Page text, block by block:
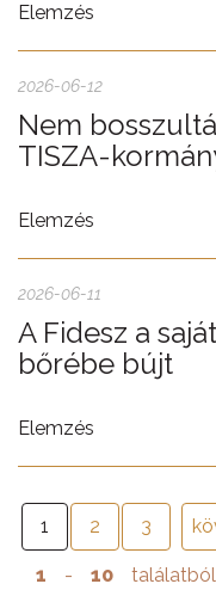
Elemzés
2026-06-12
Nem
TISZA-
Elemzés
2026-06-11
A Fidesz a
bőrébe bújt
Elemzés
1 2 3
1 - 10 találatból